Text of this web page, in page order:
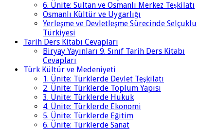
6. Ünite: Sultan ve Osmanlı Merkez Teşkilatı
Osmanlı Kültür ve Uygarlığı
Yerleşme ve Devletleşme Sürecinde Selçuklu
Türkiyesi
Tarih Ders Kitabı Cevapları
Biryay Yayınları 9. Sınıf Tarih Ders Kitabı
Cevapları
Türk Kültür ve Medeniyeti
1. Ünite: Türklerde Devlet Teşkilatı
2. Ünite: Türklerde Toplum Yapısı
3. Ünite: Türklerde Hukuk
4. Ünite: Türklerde Ekonomi
5. Ünite: Türklerde Eğitim
6. Ünite: Türklerde Sanat